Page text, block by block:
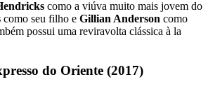
como a viúva muito mais jovem do
como seu filho e Gillian Anderson como
possui uma reviravolta clássica à la
do Oriente (2017)